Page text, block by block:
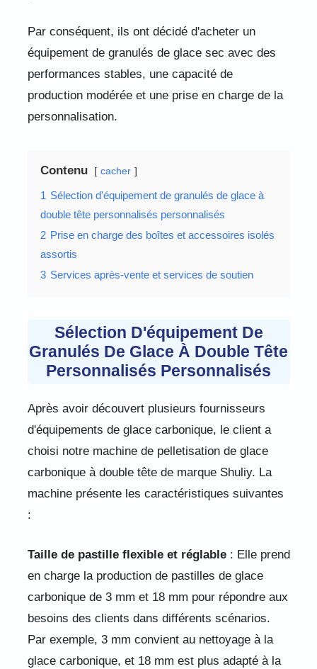
Par conséquent, ils ont décidé d'acheter un
équipement de granulés de glace sec avec des
performances stables, une capacité de
production modérée et une prise en charge de la
personnalisation.
Contenu cacher
1 Sélection d'équipement de granulés de glace à
double tête personnalisés personnalisés
2 Prise en charge des boîtes et accessoires isolés
assortis
3 Services après-vente et services de soutien
Sélection D'équipement De
Granulés De Glace À Double Tête
Personnalisés Personnalisés
Après avoir découvert plusieurs fournisseurs
d'équipements de glace carbonique, le client a
choisi notre machine de pelletisation de glace
carbonique à double tête de marque Shuliy. La
machine présente les caractéristiques suivantes
:
Taille de pastille flexible et réglable: Elle prend
en charge la production de pastilles de glace
carbonique de 3 mm et 18 mm pour répondre aux
besoins des clients dans différents scénarios.
Par exemple, 3 mm convient au nettoyage à la
glace carbonique, et 18 mm est plus adapté à la